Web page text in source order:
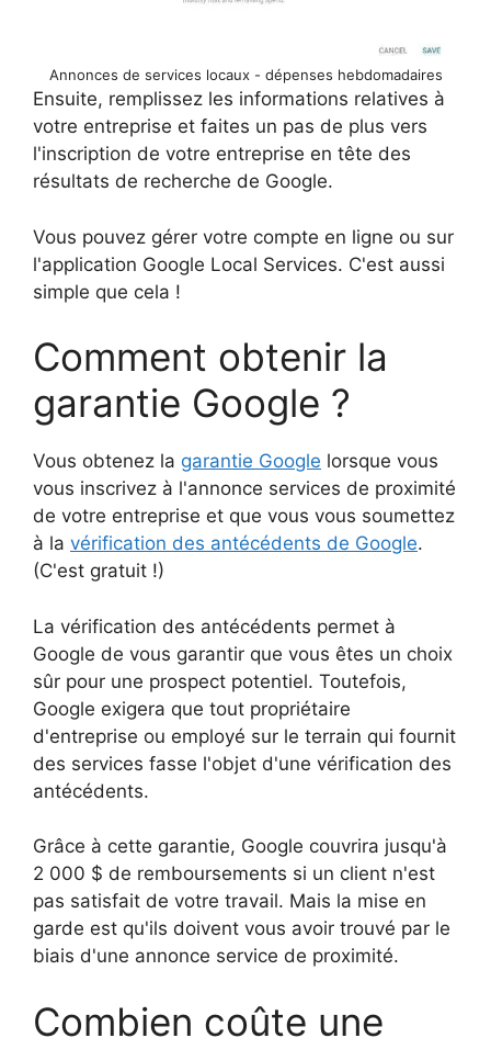
Annonces de services locaux - dépenses hebdomadaires
Ensuite, remplissez les informations relatives à
votre entreprise et faites un pas de plus vers
l'inscription de votre entreprise en tête des
résultats de recherche de Google.
Vous pouvez gérer votre compte en ligne ou sur
l'application Google Local Services. C'est aussi
simple que cela !
Comment obtenir la
garantie Google ?
Vous obtenez la garantie Google lorsque vous
vous inscrivez à l'annonce services de proximité
de votre entreprise et que vous vous soumettez
à la vérification des antécédents de Google.
(C'est gratuit !)
La vérification des antécédents permet à
Google de vous garantir que vous êtes un choix
sûr pour une prospect potentiel. Toutefois,
Google exigera que tout propriétaire
d'entreprise ou employé sur le terrain qui fournit
des services fasse l'objet d'une vérification des
antécédents.
Grâce à cette garantie, Google couvrira jusqu'à
2 000 $ de remboursements si un client n'est
pas satisfait de votre travail. Mais la mise en
garde est qu'ils doivent vous avoir trouvé par le
biais d'une annonce service de proximité.
Combien coûte une